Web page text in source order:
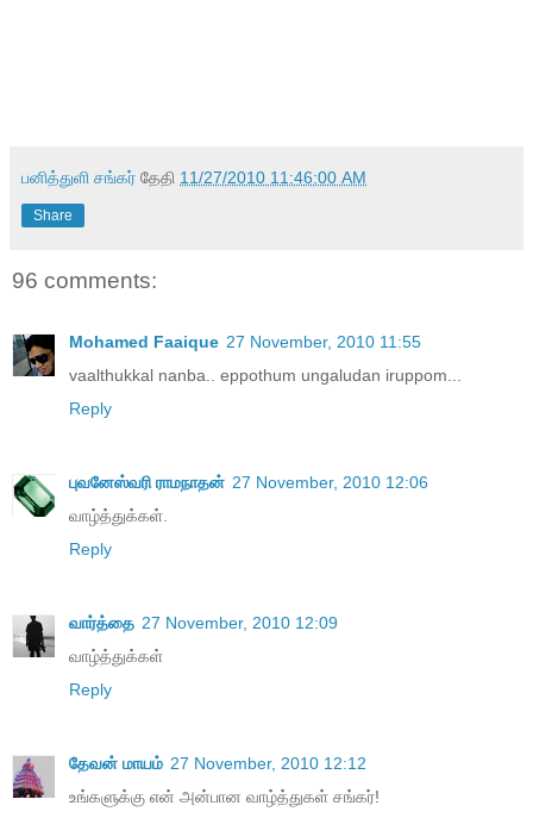
பனித்துளி சங்கர் தேதி 11/27/2010 11:46:00 AM
Share
96 comments:
Mohamed Faaique 27 November, 2010 11:55
vaalthukkal nanba.. eppothum ungaludan iruppom...
Reply
புவனேஸ்வரி ராமநாதன் 27 November, 2010 12:06
வாழ்த்துக்கள்.
Reply
வார்த்தை 27 November, 2010 12:09
வாழ்த்துக்கள்
Reply
தேவன் மாயம் 27 November, 2010 12:12
உங்களுக்கு என் அன்பான வாழ்த்துகள் சங்கர்!